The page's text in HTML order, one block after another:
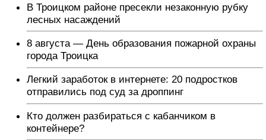
В Троицком районе пресекли незаконную рубку
лесных насаждений
8 августа — День образования пожарной охраны
города Троицка
Легкий заработок в интернете: 20 подростков
отправились под суд за дроппинг
Кто должен разбираться с кабанчиком в
контейнере?